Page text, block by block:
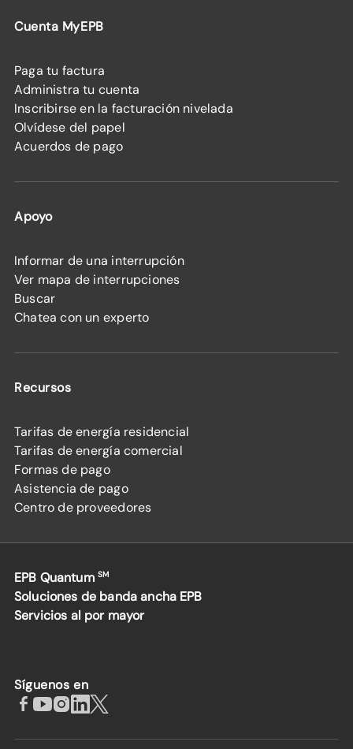
Cuenta MyEPB
Paga tu factura
Administra tu cuenta
Inscribirse en la facturación nivelada
Olvídese del papel
Acuerdos de pago
Apoyo
Informar de una interrupción
Ver mapa de interrupciones
Buscar
Chatea con un experto
Recursos
Tarifas de energía residencial
Tarifas de energía comercial
Formas de pago
Asistencia de pago
Centro de proveedores
EPB Quantum SM
Soluciones de banda ancha EPB
Servicios al por mayor
Síguenos en